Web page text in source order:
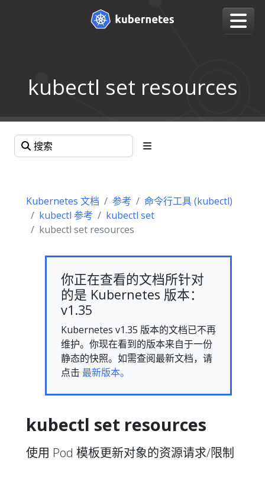
kubectl set resources
Kubernetes 文档 参考
命令行工具 (kubectl)
kubectl 参考
kubectl set
kubectl set resources
你正在查看的文档所针对
的是 Kubernetes 版本：
v1.35
Kubernetes v1.35 版本的文档已不再
维护。你现在看到的版本来自于一份
静态的快照。如需查阅最新文档，请
点击 最新版本。
kubectl set resources
使用 Pod 模板更新对象的资源请求/限制